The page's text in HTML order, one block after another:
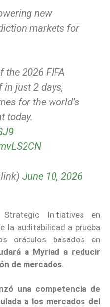
new
markets for
the 2026 FIFA
in just 2 days,
for the world’s
today.
June 10, 2026
Initiatives en
la auditabilidad a prueba
oráculos basados en
a Myriad a reducir
de mercados
una competencia de
a los mercados del